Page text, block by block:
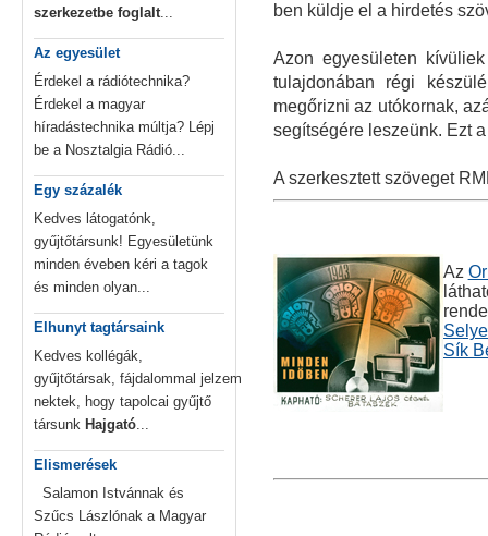
szerkezetbe foglalt...
Az egyesület
Érdekel a rádiótechnika?
Érdekel a magyar
híradástechnika múltja? Lépj
be a Nosztalgia Rádió...
Egy százalék
Kedves látogatónk,
gyűjtőtársunk! Egyesületünk
minden éveben kéri a tagok
és minden olyan...
Elhunyt tagtársaink
Kedves kollégák,
gyűjtőtársak, fájdalommal jelzem
nektek, hogy tapolcai gyűjtő
társunk Hajgató...
Elismerések
Salamon Istvánnak és
Szűcs Lászlónak a Magyar
ben küldje el a hirdetés
Azon egyesületen
tulajdonában régi
megőrizni az utókornak,
segítségére leszeünk. Ezt
A szerkesztett szöveget
Az
Sík